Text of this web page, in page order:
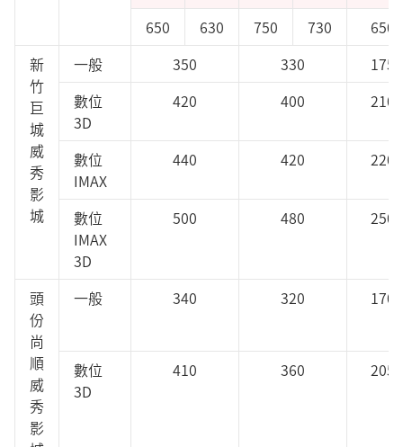
650 630 750 730
650
新
竹
巨
城
威
秀
影
城
一般 350 330
175
數位
3D
420 400 210
數位
IMAX
440 420 220
數位
IMAX
3D
500 480 250
頭
份
尚
順
威
秀
影
一般 340 320 170
數位
3D
410 360 205